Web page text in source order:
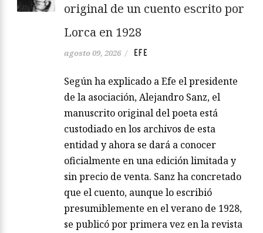
original de un cuento escrito por
Lorca en 1928
agosto 09, 2026 / EFE
Según ha explicado a Efe el presidente
de la asociación, Alejandro Sanz, el
manuscrito original del poeta está
custodiado en los archivos de esta
entidad y ahora se dará a conocer
oficialmente en una edición limitada y
sin precio de venta. Sanz ha concretado
que el cuento, aunque lo escribió
presumiblemente en el verano de 1928,
se publicó por primera vez en la revista